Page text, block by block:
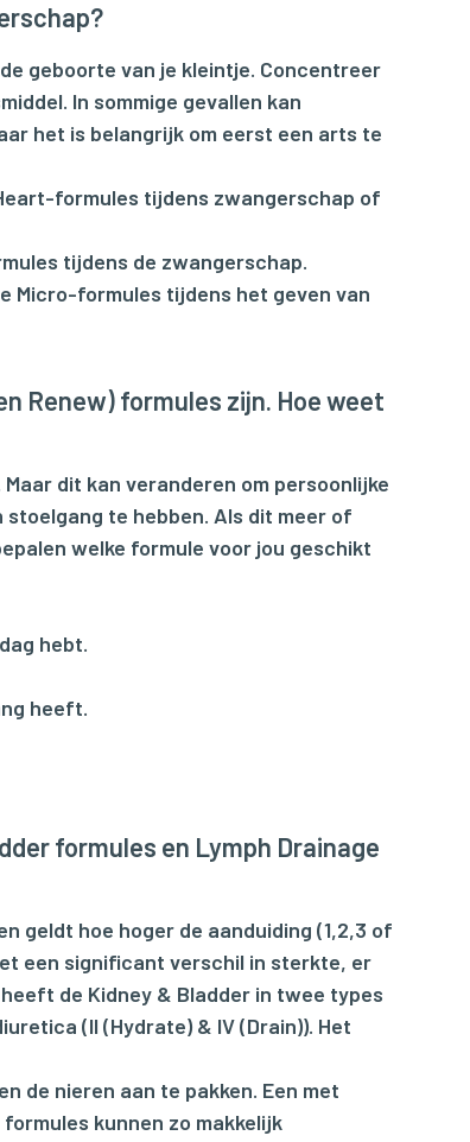
geboorte van je kleintje. Concentreer
In sommige gevallen kan
het is belangrijk om eerst een arts te
formules tijdens zwangerschap of
tijdens de zwangerschap.
Micro-formules tijdens het geven van
Renew) formules zijn. Hoe weet
dit kan veranderen om persoonlijke
te hebben. Als dit meer of
welke formule voor jou geschikt
hebt.
heeft.
formules en Lymph Drainage
geldt hoe hoger de aanduiding (1,2,3 of
een significant verschil in sterkte, er
de Kidney & Bladder in twee types
(II (Hydrate) & IV (Drain)). Het
de nieren aan te pakken. Een met
kunnen zo makkelijk